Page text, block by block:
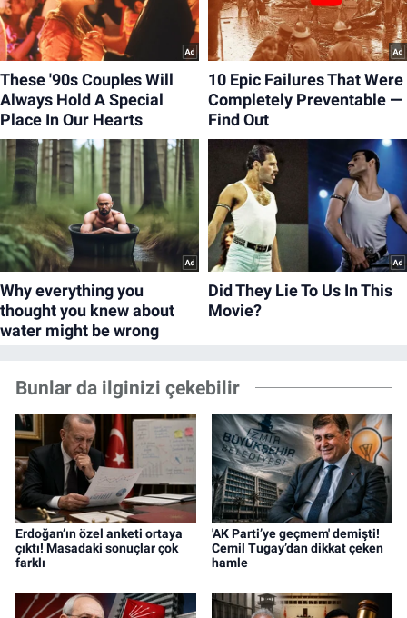
Bunlar da ilginizi çekebilir
Erdoğan’ın özel anketi ortaya
çıktı! Masadaki sonuçlar çok
farklı
'AK Parti’ye geçmem' demişti!
Cemil Tugay’dan dikkat çeken
hamle